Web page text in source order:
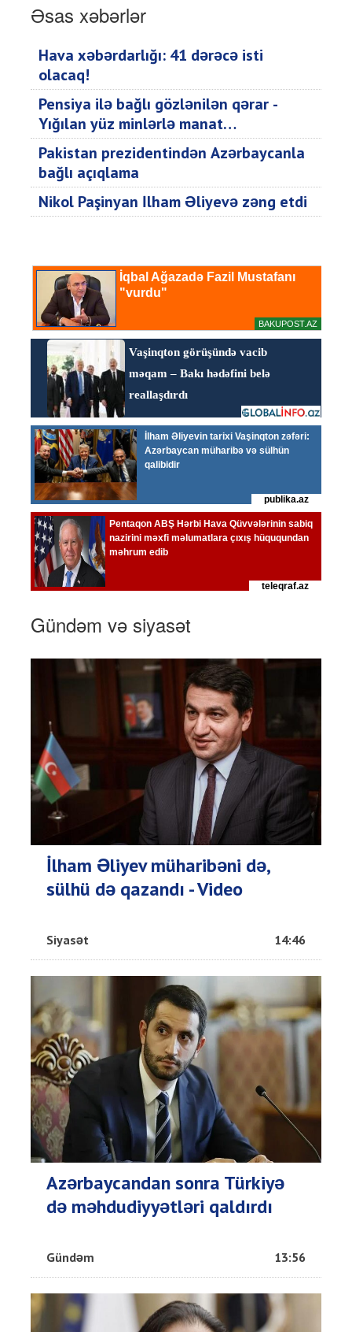
Əsas xəbərlər
Hava xəbərdarlığı: 41 dərəcə isti
olacaq!
Pensiya ilə bağlı gözlənilən qərar -
Yığılan yüz minlərlə manat…
Pakistan prezidentindən Azərbaycanla
bağlı açıqlama
Nikol Paşinyan İlham Əliyevə zəng etdi
Gündəm və siyasət
İlham Əliyev müharibəni də,
sülhü də qazandı - Video
Siyasət 14:46
Azərbaycandan sonra Türkiyə
də məhdudiyyətləri qaldırdı
Gündəm 13:56